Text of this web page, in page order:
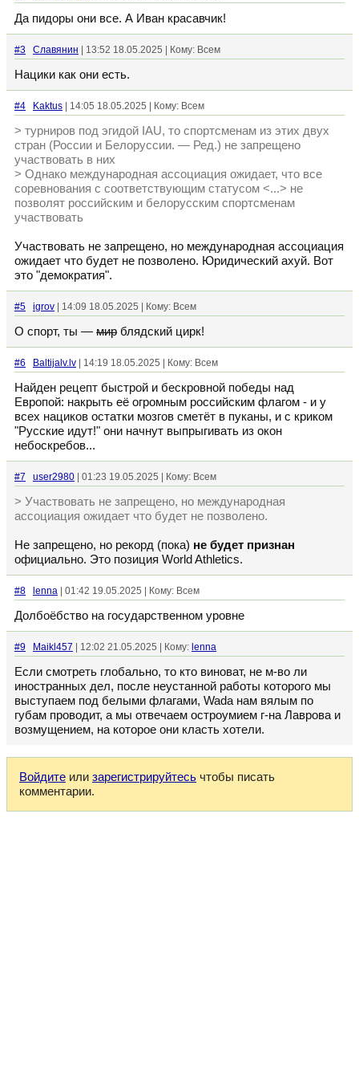
Да пидоры они все. А Иван красавчик!
#3 Славянин | 13:52 18.05.2025 | Кому: Всем
Нацики как они есть.
#4 Kaktus | 14:05 18.05.2025 | Кому: Всем
> турниров под эгидой IAU, то спортсменам из этих двух
стран (России и Белоруссии. — Ред.) не запрещено
участвовать в них
> Однако международная ассоциация ожидает, что все
соревнования с соответствующим статусом <...> не
позволят российским и белорусским спортсменам
участвовать
Участвовать не запрещено, но международная ассоциация
ожидает что будет не позволено. Юридический ахуй. Вот
это "демократия".
#5 igrov | 14:09 18.05.2025 | Кому: Всем
О спорт, ты — мир блядский цирк!
#6 Baltijalv.lv | 14:19 18.05.2025 | Кому: Всем
Найден рецепт быстрой и бескровной победы над
Европой: накрыть её огромным российским флагом - и у
всех нациков остатки мозгов сметёт в пуканы, и с криком
"Русские идут!" они начнут выпрыгивать из окон
небоскребов...
#7 user2980 | 01:23 19.05.2025 | Кому: Всем
> Участвовать не запрещено, но международная
ассоциация ожидает что будет не позволено.
Не запрещено, но рекорд (пока) не будет признан
официально. Это позиция World Athletics.
#8 lenna | 01:42 19.05.2025 | Кому: Всем
Долбоёбство на государственном уровне
#9 Maikl457 | 12:02 21.05.2025 | Кому: lenna
Если смотреть глобально, то кто виноват, не м-во ли
иностранных дел, после неустанной работы которого мы
выступаем под белыми флагами, Wada нам вялым по
губам проводит, а мы отвечаем остроумием г-на Лаврова и
возмущением, на которое они класть хотели.
Войдите или зарегистрируйтесь чтобы писать
комментарии.